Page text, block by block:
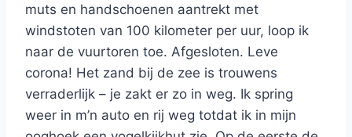
muts en handschoenen aantrekt met
windstoten van 100 kilometer per uur, loop ik
naar de vuurtoren toe. Afgesloten. Leve
corona! Het zand bij de zee is trouwens
verraderlijk – je zakt er zo in weg. Ik spring
weer in m’n auto en rij weg totdat ik in mijn